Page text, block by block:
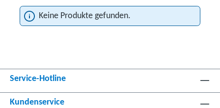
Keine Produkte gefunden.
Service-Hotline
Kundenservice